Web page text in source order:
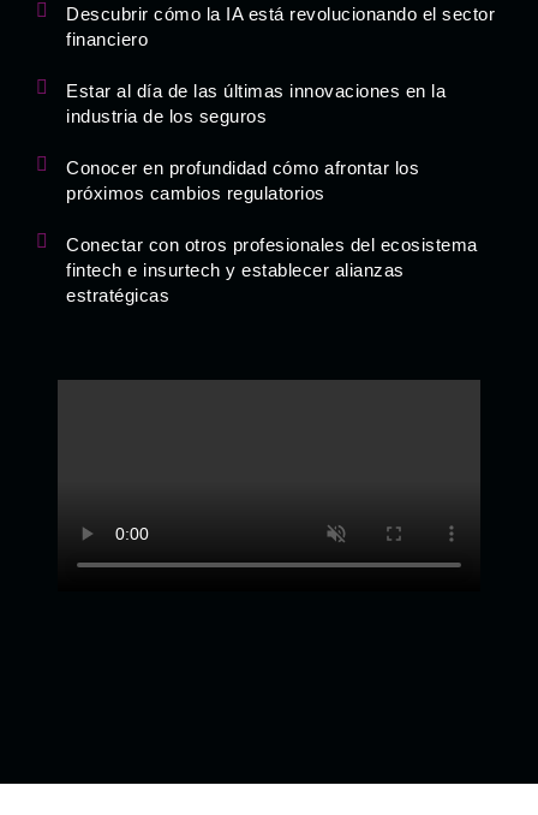
Descubrir cómo la IA está revolucionando el sector
financiero
Estar al día de las últimas innovaciones en la
industria de los seguros
Conocer en profundidad cómo afrontar los
próximos cambios regulatorios
Conectar con otros profesionales del ecosistema
fintech e insurtech y establecer alianzas
estratégicas